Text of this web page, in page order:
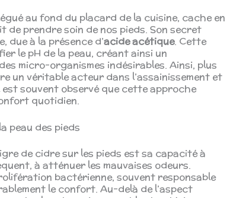
au fond du placard de la cuisine, cache en
de prendre soin de nos pieds. Son secret
due à la présence d’acide acétique. Cette
le pH de la peau, créant ainsi un
micro-organismes indésirables. Ainsi, plus
un véritable acteur dans l’assainissement et
souvent observé que cette approche
quotidien.
peau des pieds
de cidre sur les pieds est sa capacité à
à atténuer les mauvaises odeurs.
bactérienne, souvent responsable
le confort. Au-delà de l’aspect